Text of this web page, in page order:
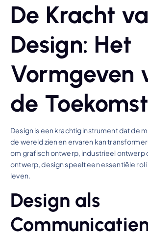
De Kracht
Design: Het
Vormgeven
de Toekomst
Design is een krachtig instrument dat de
de wereld zien en ervaren kan
om grafisch ontwerp, industrieel ontwerp
ontwerp, design speelt een essentiële rol
leven.
Design als